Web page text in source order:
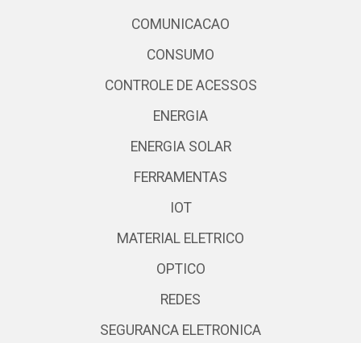
COMUNICACAO
CONSUMO
CONTROLE DE ACESSOS
ENERGIA
ENERGIA SOLAR
FERRAMENTAS
IOT
MATERIAL ELETRICO
OPTICO
REDES
SEGURANCA ELETRONICA